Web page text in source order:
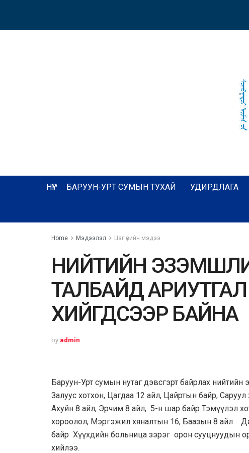
НҮҮР БАРУУН-УРТ СУМЫН ТУХАЙ УДИРДЛАГА
Home Мэдээлэл Цаг үеийн мэдээ
НИЙТИЙН
ТАЛБАЙД АРИУТГАЛ
ХИЙГДСЭЭР БАЙНА
by admin
Баруун-Урт сумын нутаг дэвсгэрт байрлах
Залуус хотхон, Цагдаа 12 айл, Цайртын байр,
Ахуйн 8 айл, Эрчим 8 айл, 5-н шар байр Тэмүүлэл
хороолол, Мэргэжил хяналтын 16, Баазын 8 айл
байр Хүүхдийн больница зэрэг орон сууцнуудын
хийлээ.